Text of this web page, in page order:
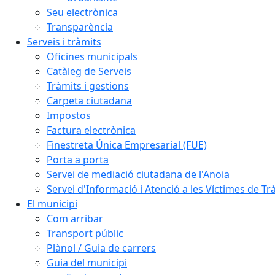
Seu electrònica
Transparència
Serveis i tràmits
Oficines municipals
Catàleg de Serveis
Tràmits i gestions
Carpeta ciutadana
Impostos
Factura electrònica
Finestreta Única Empresarial (FUE)
Porta a porta
Servei de mediació ciutadana de l'Anoia
Servei d'Informació i Atenció a les Víctimes de
El municipi
Com arribar
Transport públic
Plànol / Guia de carrers
Guia del municipi